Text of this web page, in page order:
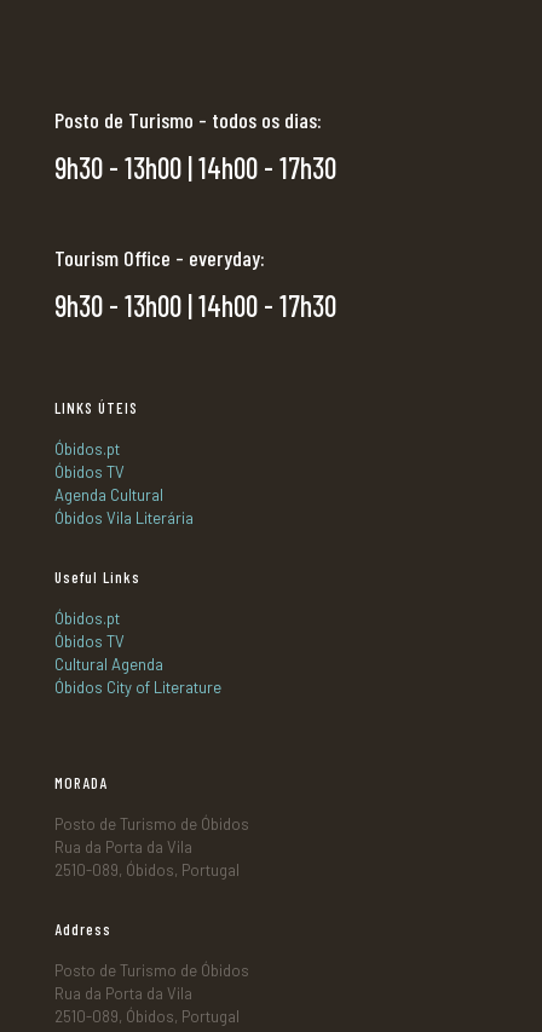
Posto de Turismo - todos os dias:
9h30 - 13h00 | 14h00 - 17h30
Tourism Office - everyday:
9h30 - 13h00 | 14h00 - 17h30
LINKS ÚTEIS
Óbidos.pt
Óbidos TV
Agenda Cultural
Óbidos Vila Literária
Useful Links
Óbidos.pt
Óbidos TV
Cultural Agenda
Óbidos City of Literature
MORADA
Posto de Turismo de Óbidos
Rua da Porta da Vila
2510-089, Óbidos, Portugal
Address
Posto de Turismo de Óbidos
Rua da Porta da Vila
2510-089, Óbidos, Portugal